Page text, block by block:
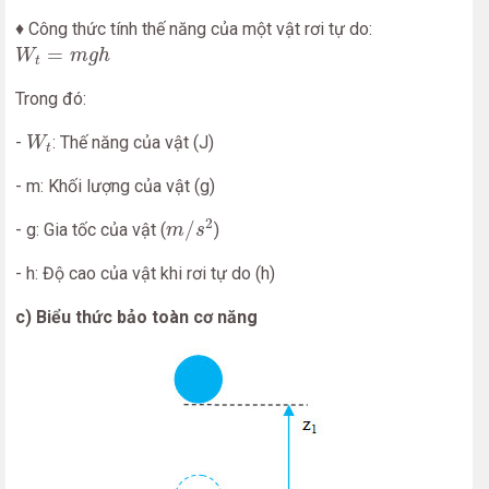
♦ Công thức tính thế năng của một vật rơi tự do:
Wt = mgh
Wt mgh
Trong đó:
- Wt
Wt : Thế năng của vật (J)
- m: Khối lượng của vật (g)
- g: Gia tốc của vật (m/s2
/s 2)
- h: Độ cao của vật khi rơi tự do (h)
c) Biểu thức bảo toàn cơ năng